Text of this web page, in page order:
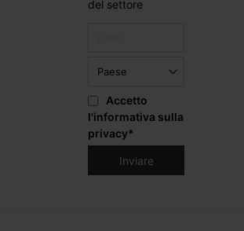
del settore
Accetto
l'informativa sulla
privacy*